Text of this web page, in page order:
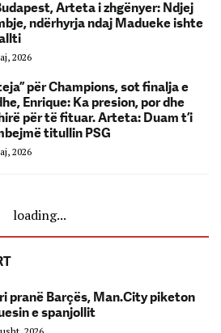
Arteta i zhgënyer: Ndjej
ndërhyrja ndaj Madueke ishte
2026
për Champions, sot finalja e
Enrique: Ka presion, por dhe
për të fituar. Arteta: Duam t’i
titullin PSG
2026
loading...
pranë Barçës, Man.City piketon
e spanjollit